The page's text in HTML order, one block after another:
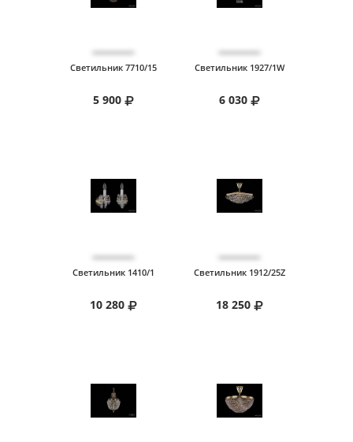
Светильник 7710/15
5 900
Светильник 1927/1W
6 030
Светильник 1410/1
10 280
Светильник 1912/25Z
18 250